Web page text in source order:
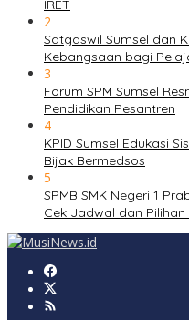
IRET
2
Satgaswil Sumsel dan
Kebangsaan bagi
3
Forum SPM Sumsel
Pendidikan Pesantren
4
KPID Sumsel Edukasi
Bijak Bermedsos
5
SPMB SMK Negeri 1
Cek Jadwal dan